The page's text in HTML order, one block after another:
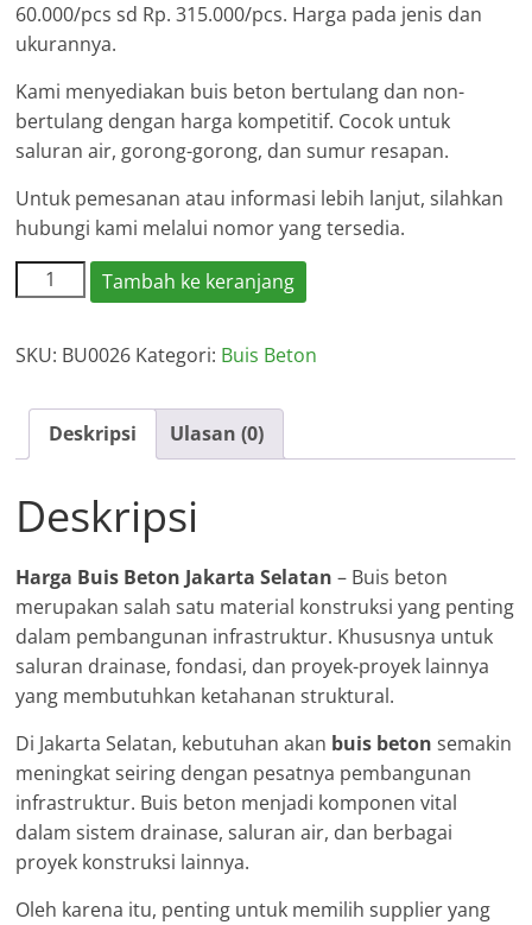
60.000/pcs sd Rp. 315.000/pcs. Harga pada jenis dan
ukurannya.
Kami menyediakan buis beton bertulang dan non-
bertulang dengan harga kompetitif. Cocok untuk
saluran air, gorong-gorong, dan sumur resapan.
Untuk pemesanan atau informasi lebih lanjut, silahkan
hubungi kami melalui nomor yang tersedia.
Kuantitas
Harga
Beton
Selatan
Tambah ke keranjang
SKU: BU0026 Kategori: Buis Beton
Deskripsi Ulasan (0)
Deskripsi
Harga Buis Beton Jakarta Selatan– Buis beton
merupakan salah satu material konstruksi yang penting
dalam pembangunan infrastruktur. Khususnya untuk
saluran drainase, fondasi, dan proyek-proyek lainnya
yang membutuhkan ketahanan struktural.
Di Jakarta Selatan, kebutuhan akan buis beton semakin
meningkat seiring dengan pesatnya pembangunan
infrastruktur. Buis beton menjadi komponen vital
dalam sistem drainase, saluran air, dan berbagai
proyek konstruksi lainnya.
Oleh karena itu, penting untuk memilih supplier yang